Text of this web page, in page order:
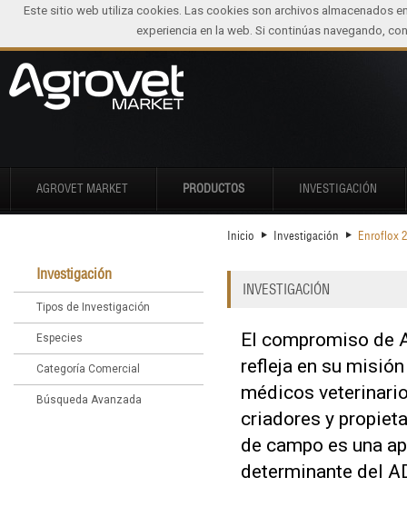
AGROVET MARKET PRODUCTOS INVESTIGACIÓN
Investigación
Tipos de Investigación
Especies
Categoría Comercial
Búsqueda Avanzada
Inicio Investigación Enroflox
INVESTIGACIÓN
El compromiso de
refleja en su
médicos
criadores y
de campo es una
determinante del
Este sitio web utiliza cookies. Las cookies son archivos almacenados
experiencia en la web. Si continúas navegando,